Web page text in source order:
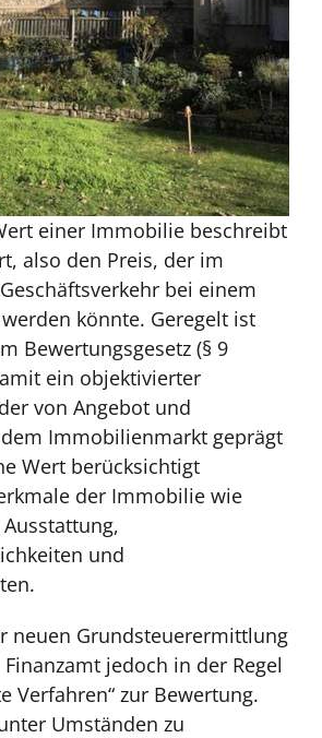
einer Immobilie beschreibt
also den Preis, der im
bei einem
könnte. Geregelt ist
Bewertungsgesetz (§ 9
ein objektivierter
von Angebot und
Immobilienmarkt geprägt
Wert berücksichtigt
der Immobilie wie
und
neuen Grundsteuerermittlung
jedoch in der Regel
Verfahren“ zur Bewertung.
Umständen zu